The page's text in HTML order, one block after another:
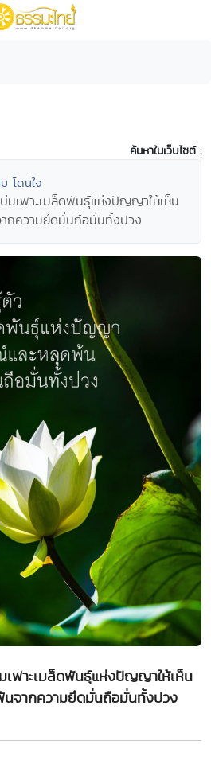
ค้นหาในเว็บไซต์ :
โดนใจ
มเพาะเมล็ดพันธุ์แห่งปัญญาให้เห็น
กความยึดมั่นถือมั่นทั้งปวง
เพาะเมล็ดพันธุ์แห่งปัญญาให้เห็น
จากความยึดมั่นถือมั่นทั้งปวง